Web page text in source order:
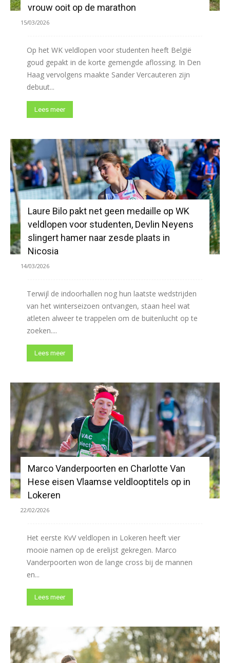
vrouw ooit op de marathon
15/03/2026
Op het WK veldlopen voor studenten heeft België
goud gepakt in de korte gemengde aflossing. In Den
Haag vervolgens maakte Sander Vercauteren zijn
debuut...
Lees meer
Laure Bilo pakt net geen medaille op WK
veldlopen voor studenten, Devlin Neyens
slingert hamer naar zesde plaats in
Nicosia
14/03/2026
Terwijl de indoorhallen nog hun laatste wedstrijden
van het winterseizoen ontvangen, staan heel wat
atleten alweer te trappelen om de buitenlucht op te
zoeken....
Lees meer
Marco Vanderpoorten en Charlotte Van
Hese eisen Vlaamse veldlooptitels op in
Lokeren
22/02/2026
Het eerste KvV veldlopen in Lokeren heeft vier
mooie namen op de erelijst gekregen. Marco
Vanderpoorten won de lange cross bij de mannen
en...
Lees meer